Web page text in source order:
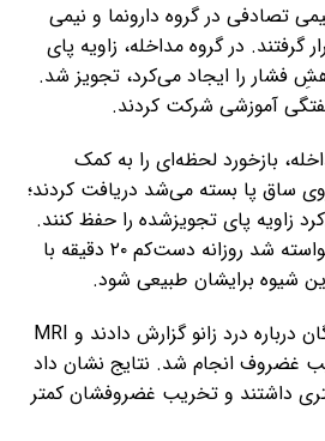
نیمی تصادفی در گروه دارونما و نیمی
گرفتند. در گروه مداخله، زاویه پای
فشار را ایجاد می‌کرد، تجویز شد.
بازخورد لحظه‌ای را به کمک
ساق پا بسته می‌شد دریافت کردند؛
زاویه پای تجویزشده را حفظ کنند.
پس از آموزش، از آن‌ها خواسته شد روزانه دست‌کم ۲۰ دقیقه با
شیوه برایشان طبیعی شود.
یک سال بعد، شرکت‌کنندگان درباره درد زانو گزارش دادند و MRI
غضروف انجام شد. نتایج نشان داد
داشتند و تخریب غضروفشان کمتر